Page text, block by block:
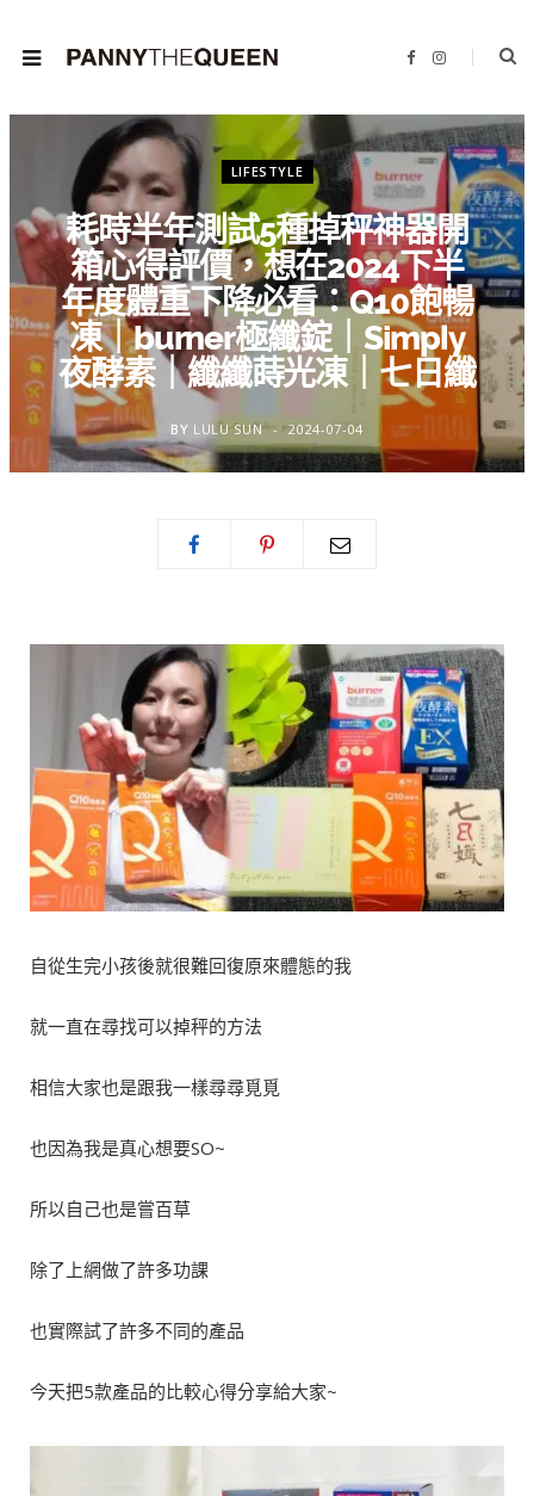
F
b
o
o
k
I
a
g
r
a
m
LIFESTYLE
耗時半年測試5種掉秤神器開
箱心得評價，想在2024下半
年度體重下降必看：Q10飽暢
凍｜burner極纖錠｜Simply
夜酵素｜纖纖蒔光凍｜七日纖
BY LULU SUN 2024-07-04
自從生完小孩後就很難回復原來體態的我
就一直在尋找可以掉秤的方法
相信大家也是跟我一樣尋尋覓覓
也因為我是真心想要SO~
所以自己也是嘗百草
除了上網做了許多功課
也實際試了許多不同的產品
今天把5款產品的比較心得分享給大家~